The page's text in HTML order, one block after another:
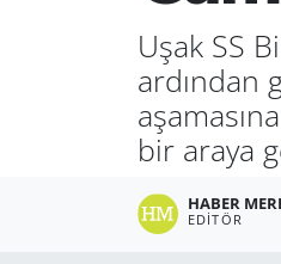
Uşak SS
ardından
bir araya
HABER
EDITÖR